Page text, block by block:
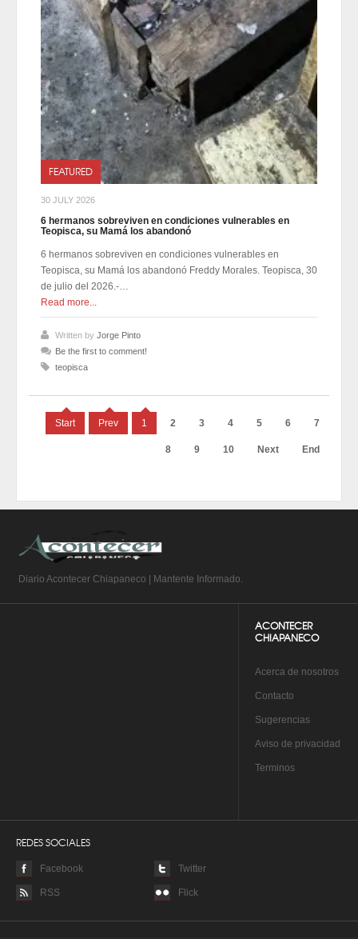
FEATURED
30 JULY 2026
6 hermanos sobreviven en condiciones vulnerables en
Teopisca, su Mamá los abandonó
6 hermanos sobreviven en condiciones vulnerables en
Teopisca, su Mamá los abandonó Freddy Morales. Teopisca, 30
de julio del 2026.-…
Read more...
Written by Jorge Pinto
Be the first to comment!
teopisca
Start Prev 1 2 3 4 5 6 7
8 9 10 Next End
Diario Acontecer Chiapaneco | Mantente Informado.
ACONTECER
CHIAPANECO
Acerca de nosotros
Contacto
Sugerencias
Aviso de privacidad
Terminos
REDES SOCIALES
Facebook Twitter
RSS Flick